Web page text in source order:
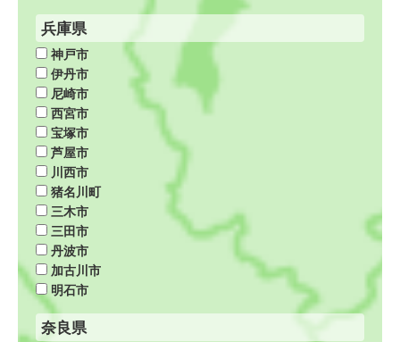
兵庫県
神戸市
伊丹市
尼崎市
西宮市
宝塚市
芦屋市
川西市
猪名川町
三木市
三田市
丹波市
加古川市
明石市
奈良県